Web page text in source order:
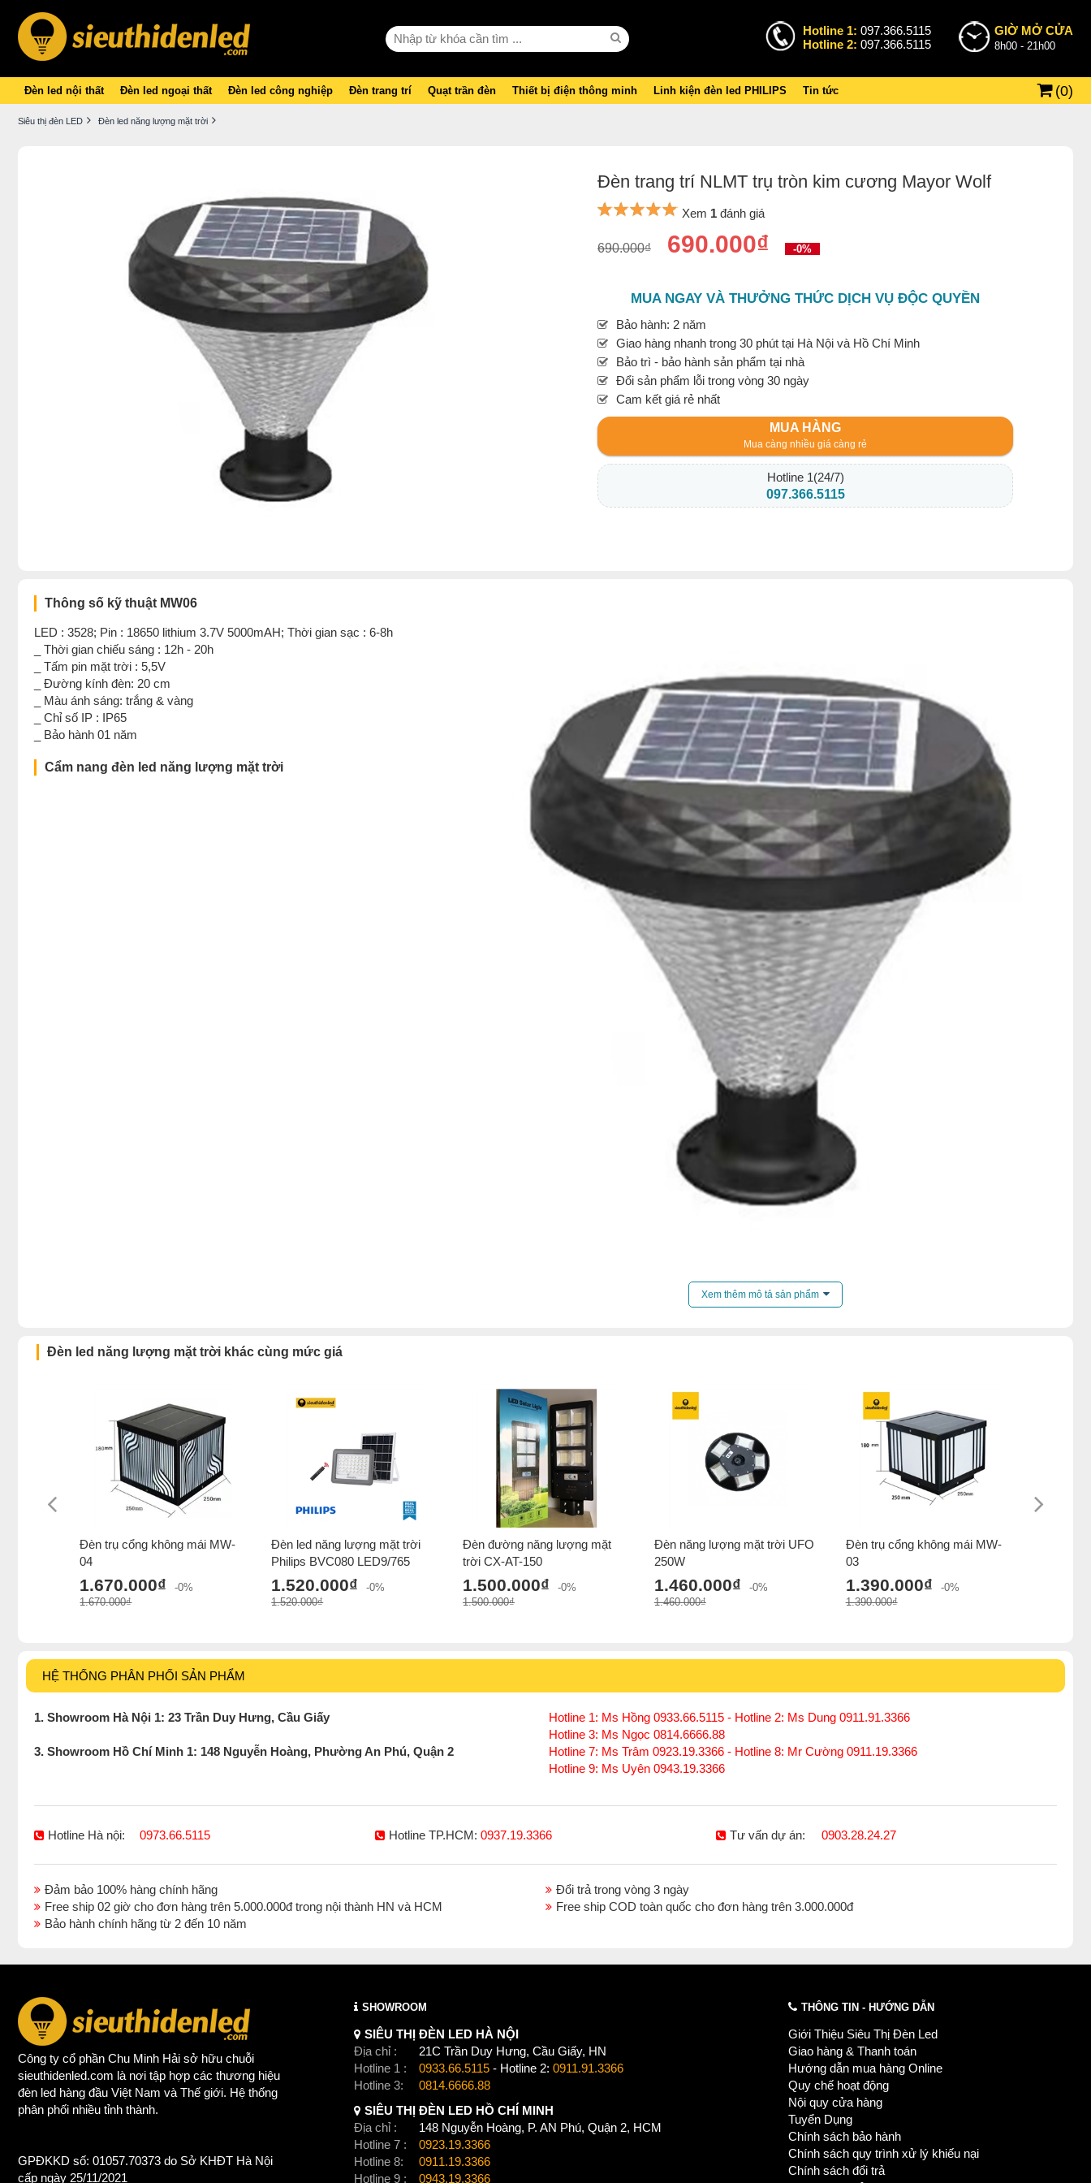
Hotline 1: 097.366.5115
Hotline 2: 097.366.5115
GIỜ MỞ CỬA
8h00 - 21h00
Đèn led nội thất Đèn led ngoại thất Đèn led công nghiệp Đèn trang trí Quạt trần đèn Thiết bị điện thông minh Linh kiện đèn led PHILIPS Tin tức (0)
Siêu thị đèn LED Đèn led năng lượng mặt trời
Đèn trang trí NLMT trụ tròn kim cương Mayor Wolf
Xem 1 đánh giá
690.000₫ 690.000₫ -0%
MUA NGAY VÀ THƯỞNG THỨC DỊCH VỤ ĐỘC QUYỀN
Bảo hành: 2 năm
Giao hàng nhanh trong 30 phút tại Hà Nội và Hồ Chí Minh
Bảo trì - bảo hành sản phẩm tại nhà
Đổi sản phẩm lỗi trong vòng 30 ngày
Cam kết giá rẻ nhất
MUA HÀNG
Mua càng nhiều giá càng rẻ
Hotline 1(24/7)
097.366.5115
Thông số kỹ thuật MW06
LED : 3528; Pin : 18650 lithium 3.7V 5000mAH; Thời gian sạc : 6-8h
_ Thời gian chiếu sáng : 12h - 20h
_ Tấm pin mặt trời : 5,5V
_ Đường kính đèn: 20 cm
_ Màu ánh sáng: trắng & vàng
_ Chỉ số IP : IP65
_ Bảo hành 01 năm
Cẩm nang đèn led năng lượng mặt trời
Xem thêm mô tả sản phẩm
Đèn led năng lượng mặt trời khác cùng mức giá
Đèn trụ cổng không mái MW-
04
1.670.000₫
-0%
1.670.000₫
Đèn led năng lượng mặt trời
Philips BVC080 LED9/765
1.520.000₫
-0%
1.520.000₫
Đèn đường năng lượng mặt
trời CX-AT-150
1.500.000₫
-0%
1.500.000₫
Đèn năng lượng mặt trời UFO
250W
1.460.000₫
-0%
1.460.000₫
Đèn trụ cổng không mái MW-
03
1.390.000₫
-0%
1.390.000₫
HỆ THỐNG PHÂN PHỐI SẢN PHẨM
1. Showroom Hà Nội 1: 23 Trần Duy Hưng, Cầu Giấy
Hotline 1: Ms Hồng 0933.66.5115 - Hotline 2: Ms Dung 0911.91.3366
Hotline 3: Ms Ngọc 0814.6666.88
3. Showroom Hồ Chí Minh 1: 148 Nguyễn Hoàng, Phường An Phú, Quận 2
Hotline 7: Ms Trâm 0923.19.3366 - Hotline 8: Mr Cường 0911.19.3366
Hotline 9: Ms Uyên 0943.19.3366
Hotline Hà nội: 0973.66.5115 Hotline TP.HCM: 0937.19.3366 Tư vấn dự án: 0903.28.24.27
Đảm bảo 100% hàng chính hãng
Đổi trả trong vòng 3 ngày
Free ship 02 giờ cho đơn hàng trên 5.000.000đ trong nội thành HN và HCM
Free ship COD toàn quốc cho đơn hàng trên 3.000.000đ
Bảo hành chính hãng từ 2 đến 10 năm
Công ty cổ phần Chu Minh Hải sở hữu chuỗi
sieuthidenled.com là nơi tập hợp các thương hiệu
đèn led hàng đầu Việt Nam và Thế giới. Hệ thống
phân phối nhiều tỉnh thành.
GPĐKKD số: 01057.70373 do Sở KHĐT Hà Nội
cấp ngày 25/11/2021
SHOWROOM
SIÊU THỊ ĐÈN LED HÀ NỘI
Địa chỉ :
21C Trần Duy Hưng, Cầu Giấy, HN
Hotline 1 :
0933.66.5115 - Hotline 2: 0911.91.3366
Hotline 3:
0814.6666.88
SIÊU THỊ ĐÈN LED HỒ CHÍ MINH
Địa chỉ :
148 Nguyễn Hoàng, P. AN Phú, Quận 2, HCM
Hotline 7 :
0923.19.3366
Hotline 8:
0911.19.3366
Hotline 9 :
0943.19.3366
THÔNG TIN - HƯỚNG DẪN
Giới Thiệu Siêu Thị Đèn Led
Giao hàng & Thanh toán
Hướng dẫn mua hàng Online
Quy chế hoạt động
Nội quy cửa hàng
Tuyển Dụng
Chính sách bảo hành
Chính sách quy trình xử lý khiếu nại
Chính sách đổi trả